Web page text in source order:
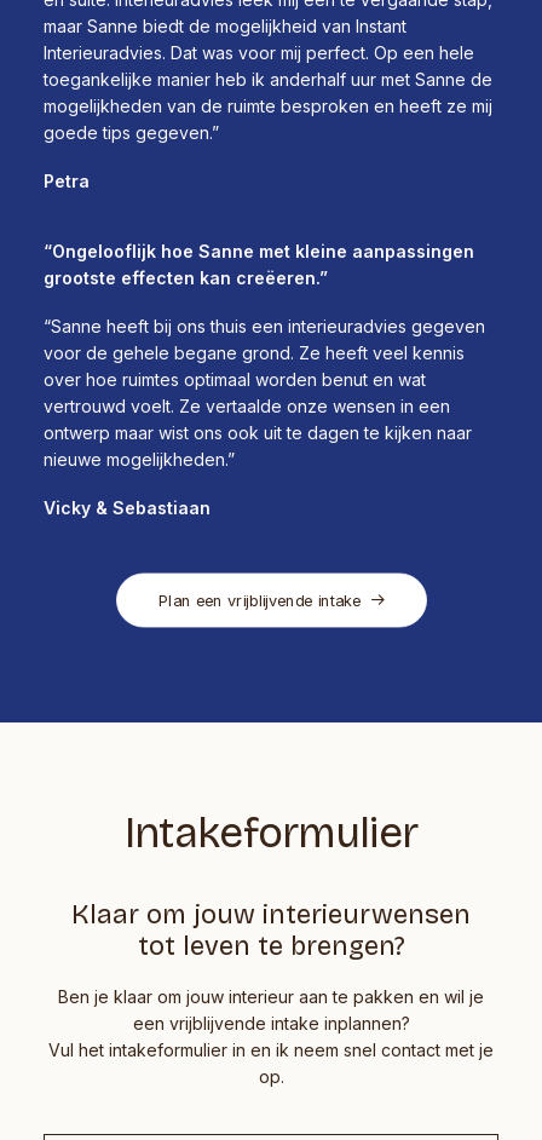
maar Sanne biedt de mogelijkheid van Instant
Interieuradvies. Dat was voor mij perfect. Op een hele
toegankelijke manier heb ik anderhalf uur met Sanne de
mogelijkheden van de ruimte besproken en heeft ze mij
goede tips gegeven.”
Petra
“Ongelooflijk hoe Sanne met kleine aanpassingen
grootste effecten kan creëeren.”
“Sanne heeft bij ons thuis een interieuradvies gegeven
voor de gehele begane grond. Ze heeft veel kennis
over hoe ruimtes optimaal worden benut en wat
vertrouwd voelt. Ze vertaalde onze wensen in een
ontwerp maar wist ons ook uit te dagen te kijken naar
nieuwe mogelijkheden.”
Vicky & Sebastiaan
Plan een vrijblijvende intake
Intakeformulier
Klaar om jouw interieurwensen
tot leven te brengen?
Ben je klaar om jouw interieur aan te pakken en wil je
een vrijblijvende intake inplannen?
Vul het intakeformulier in en ik neem snel contact met je
op.